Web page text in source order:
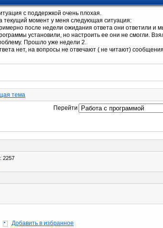
с поддержкой очень плохая.
текущий момент у меня следующая ситуация:
после недели ожидания ответа они ответили и
установили, но настроить ее они не смогли.
Прошло уже недели 2.
нет, на вопросы не отвечают ( не читают)
тема
Перейти
2257
Добавить в избранное